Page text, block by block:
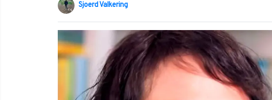
Sjoerd Valkering